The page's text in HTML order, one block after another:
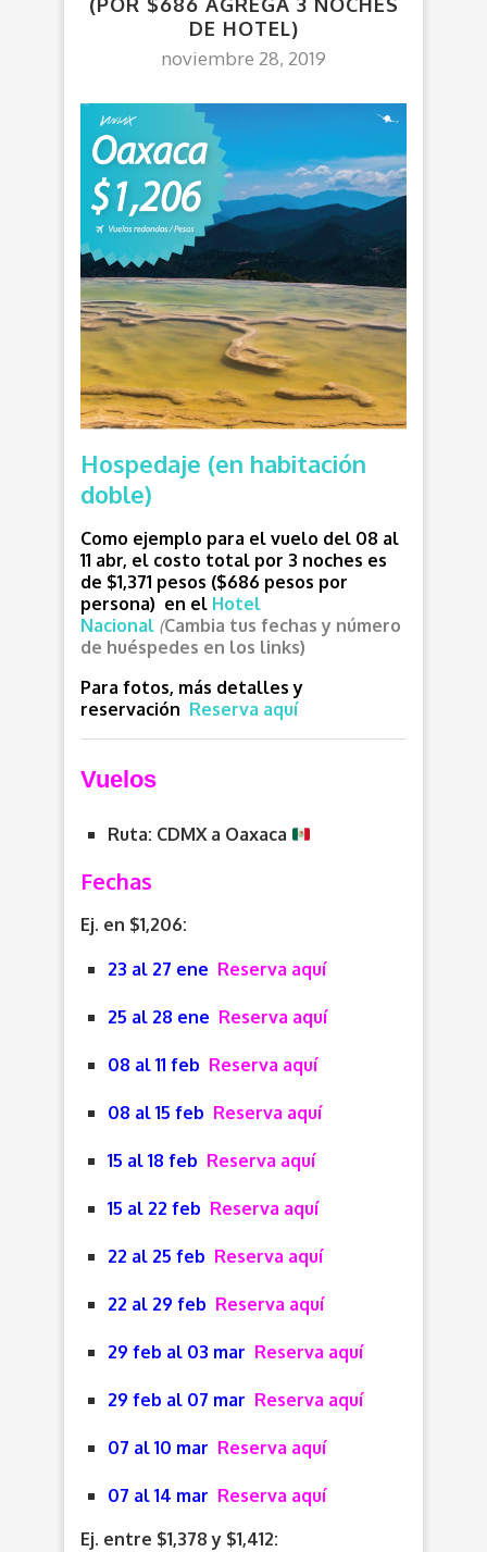
DE HOTEL)
noviembre 28, 2019
Hospedaje (en habitación
doble)
Como ejemplo para el vuelo del 08 al
11 abr, el costo total por 3 noches es
de $1,371 pesos ($686 pesos por
persona) en el Hotel
Nacional (Cambia tus fechas y número
de huéspedes en los links)
Para fotos, más detalles y
reservación Reserva aquí
Vuelos
Ruta: CDMX a Oaxaca
Fechas
Ej. en $1,206:
23 al 27 ene Reserva aquí
25 al 28 ene Reserva aquí
08 al 11 feb Reserva aquí
08 al 15 feb Reserva aquí
15 al 18 feb Reserva aquí
15 al 22 feb Reserva aquí
22 al 25 feb Reserva aquí
22 al 29 feb Reserva aquí
29 feb al 03 mar Reserva aquí
29 feb al 07 mar Reserva aquí
07 al 10 mar Reserva aquí
07 al 14 mar Reserva aquí
Ej. entre $1,378 y $1,412: